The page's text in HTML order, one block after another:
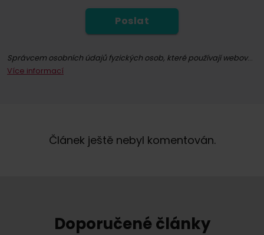
Poslat
Správcem osobních údajů fyzických osob, které používají webové stránky whitepress.com a všechny jejich podstránky (dále jen Služba) ve smyslu nařízení Evropského parlamentu a Rady (EU) 2016/679 ze dne 27. dubna 2016 o ochraně fyzických osob v souvislosti se zpracováním osobních údajů a o volném pohybu těchto údajů a o zrušení směrnice 95/46/ES (dále jen GDPR), je společně "WhitePress" s.r.o. se sídlem v Bielsku-Białé, na adrese ul. Legionów 26/28, zapsaná v obchodním rejstříku Národního soudního rejstříku vedeného Okresním soudem v Bielsku-Białé, 8. hospodářské oddělení Národního soudního rejstříku pod číslem KRS: 0000651339, NIP: 9372667797, REGON: 243400145 a další společnosti
Registrací k odběru newsletteru souhlasíte se zasíláním obchodních informací prostřednictvím elektronických komunikačních prostředků, zejména e-mailu, týkajících se přímého marketingu služeb a produktů nabízených společností WhitePress s.r.o. a jejími důvěryhodnými obchodními partnery, kteří mají zájem o marketing vlastního zboží nebo služeb. Právním základem pro zpracování vašich osobních údajů je udělený souhlas (čl. 6 odst. 1 písm. a) GDPR).
Více informací
Článek ještě nebyl komentován.
Doporučené články